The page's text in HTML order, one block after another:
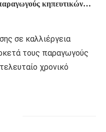
κηπευτικών
διάστημα.
σε καλλιέργεια
τους παραγωγούς
χρονικό